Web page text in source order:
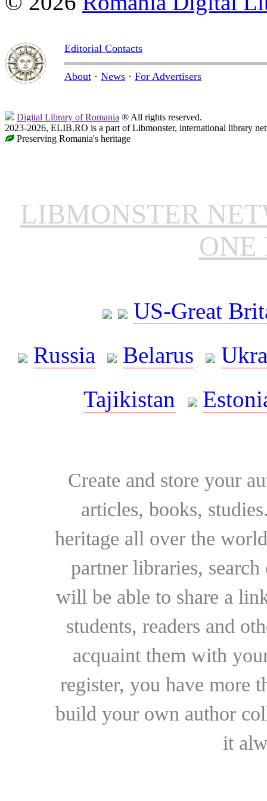
Editorial Contacts
About · News · For Advertisers
Digital Library of Romania ® All rights reserved.
2023-2026, ELIB.RO is a part of Libmonster, international library
Preserving Romania's heritage
LIBMONSTER
ONE
US-Great
Russia
Belarus
Tajikistan
Create and store your
articles, books,
heritage all over the
partner libraries,
will be able to share a
students, readers and
acquaint them with
register, you have more
build your own author
it